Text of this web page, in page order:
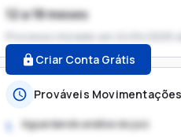
12 a 18 meses
Processo iniciado em 24/04/2025
Criar Conta Grátis
Prováveis
1. Aguardando análise do juiz